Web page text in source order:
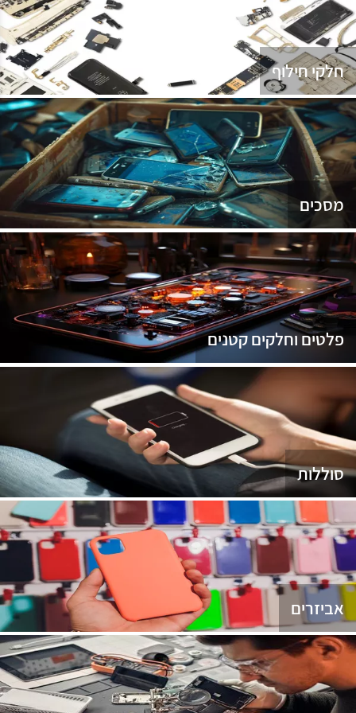
חלקי חילוף
מסכים
פלטים וחלקים קטנים
סוללות
אביזרים